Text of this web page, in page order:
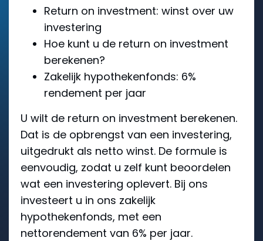
Return on investment: winst over uw
investering
Hoe kunt u de return on investment
berekenen?
Zakelijk hypothekenfonds: 6%
rendement per jaar
U wilt de return on investment berekenen.
Dat is de opbrengst van een investering,
uitgedrukt als netto winst. De formule is
eenvoudig, zodat u zelf kunt beoordelen
wat een investering oplevert. Bij ons
investeert u in ons zakelijk
hypothekenfonds, met een
nettorendement van 6% per jaar.